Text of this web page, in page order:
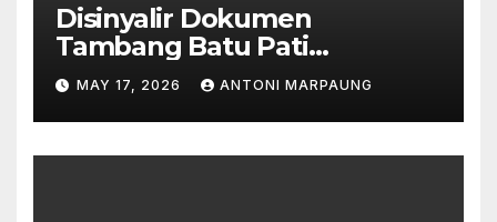
Disinyalir Dokumen
Tambang Batu Pati
Simanjuntak Palsu – Jerry
Manurung : Tambang Tidak
Berada Di DTA – Frengki
Pardede : Kami Tidak Miliki
MAY 17, 2026 ANTONI MARPAUNG